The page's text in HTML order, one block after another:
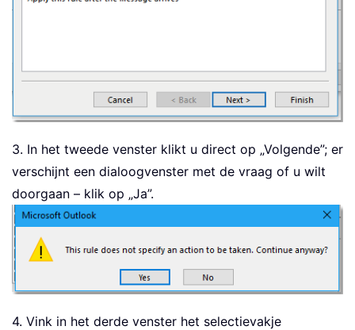
3. In het tweede venster klikt u direct op „Volgende”; er
verschijnt een dialoogvenster met de vraag of u wilt
doorgaan – klik op „Ja”.
4. Vink in het derde venster het selectievakje